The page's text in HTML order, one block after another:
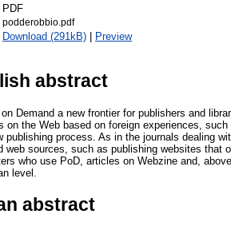
PDF
podderobbio.pdf
Download (291kB) | Preview
abstract
on Demand a new frontier for publishers and
on the Web based on foreign experiences,
publishing process. As in the journals dealing
web sources, such as publishing websites that
who use PoD, articles on Webzine and,
level.
abstract